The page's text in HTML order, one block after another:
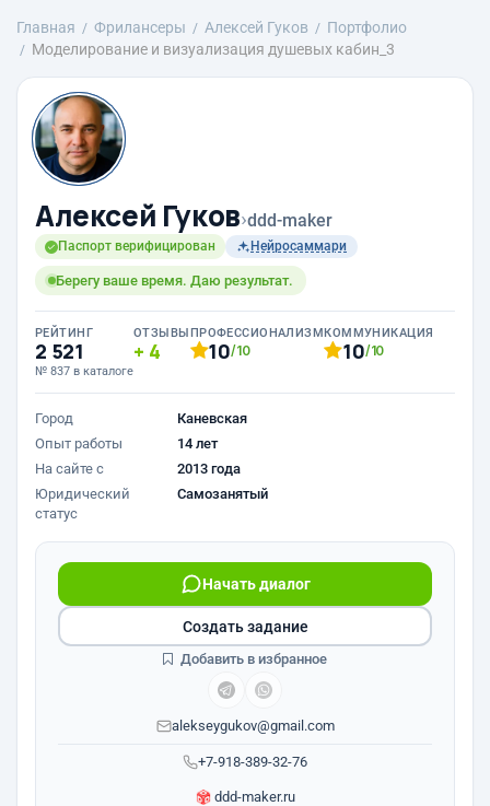
Главная Фрилансеры Алексей Гуков
Портфолио
Моделирование и визуализация душевых кабин_3
Алексей Гуков›ddd-maker
Паспорт верифицирован Нейросаммари
Берегу ваше время. Даю результат.
РЕЙТИНГ
2 521
№ 837 в каталоге
ОТЗЫВЫ
4
ПРОФЕССИОНАЛИЗМ
10/10
КОММУНИКАЦИЯ
10/10
Город
Каневская
Опыт работы
14 лет
На сайте с
2013 года
Юридический
статус
Самозанятый
+7-918-389-32-76
Начать диалог
alekseygukov@gmail.com
ddd-maker.ru
Создать задание
Добавить в избранное